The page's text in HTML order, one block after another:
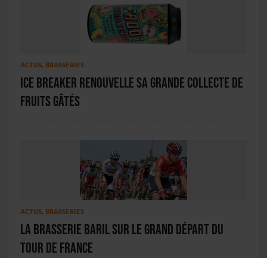
ACTUS, BRASSERIES
Ice Breaker renouvelle sa grande collecte de
fruits gâtés
ACTUS, BRASSERIES
La Brasserie Baril sur le Grand départ du
Tour de France